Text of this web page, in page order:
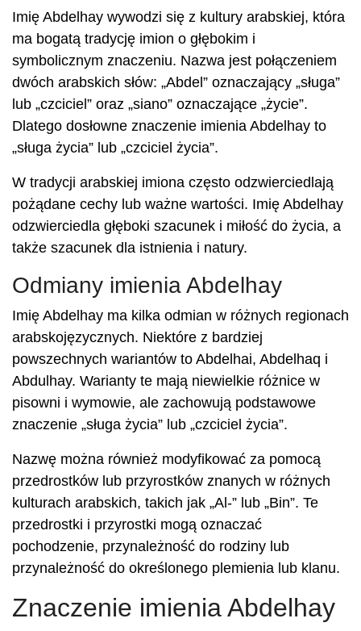
Imię Abdelhay wywodzi się z kultury arabskiej, która
ma bogatą tradycję imion o głębokim i
symbolicznym znaczeniu. Nazwa jest połączeniem
dwóch arabskich słów: „Abdel” oznaczający „sługa”
lub „czciciel” oraz „siano” oznaczające „życie”.
Dlatego dosłowne znaczenie imienia Abdelhay to
„sługa życia” lub „czciciel życia”.
W tradycji arabskiej imiona często odzwierciedlają
pożądane cechy lub ważne wartości. Imię Abdelhay
odzwierciedla głęboki szacunek i miłość do życia, a
także szacunek dla istnienia i natury.
Odmiany imienia Abdelhay
Imię Abdelhay ma kilka odmian w różnych regionach
arabskojęzycznych. Niektóre z bardziej
powszechnych wariantów to Abdelhai, Abdelhaq i
Abdulhay. Warianty te mają niewielkie różnice w
pisowni i wymowie, ale zachowują podstawowe
znaczenie „sługa życia” lub „czciciel życia”.
Nazwę można również modyfikować za pomocą
przedrostków lub przyrostków znanych w różnych
kulturach arabskich, takich jak „Al-” lub „Bin”. Te
przedrostki i przyrostki mogą oznaczać
pochodzenie, przynależność do rodziny lub
przynależność do określonego plemienia lub klanu.
Znaczenie imienia Abdelhay